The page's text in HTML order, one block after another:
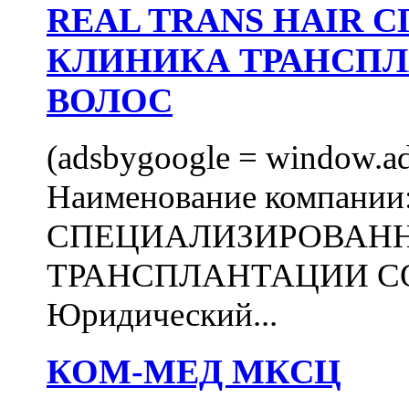
REAL TRANS
КЛИНИКА
ВОЛОС
(adsbygoogle =
Наименование
ТРАНСПЛАНТАЦИИ
Юридический...
КОМ-МЕД МКСЦ